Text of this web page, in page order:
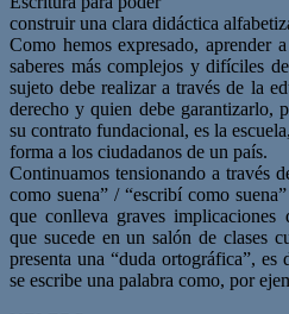
construir una clara didáctica
Como hemos expresado, aprender
saberes más complejos y difíciles
sujeto debe realizar a través de la
derecho y quien debe garantizarlo,
su contrato fundacional, es la
forma a los ciudadanos de un país.
Continuamos tensionando a través
como suena” / “escribí como
que conlleva graves implicaciones
que sucede en un salón de clases
presenta una “duda ortográfica”, es
se escribe una palabra como, por